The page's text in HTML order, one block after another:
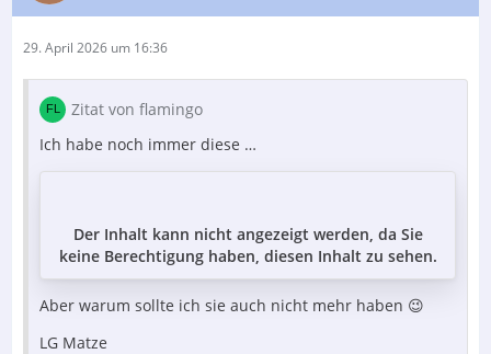
29. April 2026 um 16:36
Zitat von flamingo
Ich habe noch immer diese …
Der Inhalt kann nicht angezeigt werden, da Sie
keine Berechtigung haben, diesen Inhalt zu sehen.
Aber warum sollte ich sie auch nicht mehr haben 😉
LG Matze